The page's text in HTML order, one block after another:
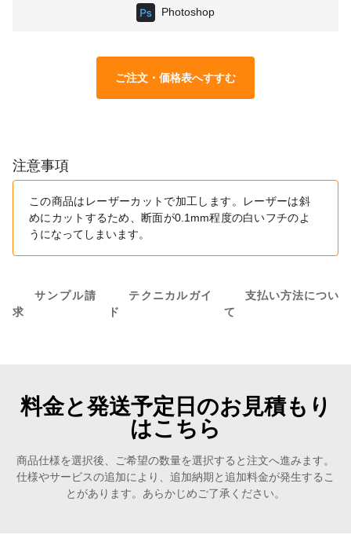
Photoshop
ご注文・価格表へすすむ
注意事項
この商品はレーザーカットで加工します。レーザーは斜
めにカットするため、断面が0.1mm程度の白いフチのよ
うになってしまいます。
サンプル請
求
テクニカルガイ
ド
支払い方法につい
て
料金と発送予定日のお見積もり
はこちら
商品仕様を選択後、ご希望の数量を選択すると注文へ進みます。
仕様やサービスの追加により、追加納期と追加料金が発生するこ
とがあります。あらかじめご了承ください。